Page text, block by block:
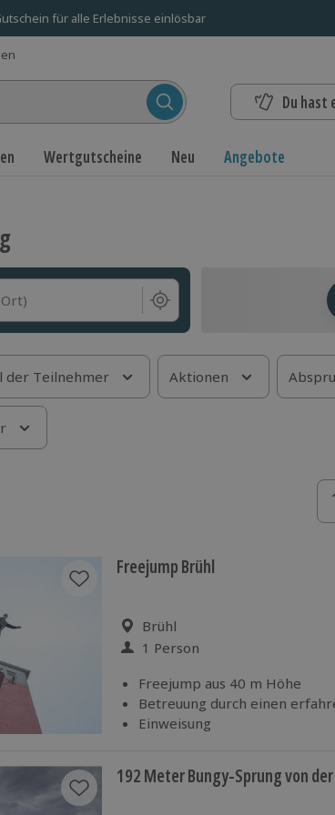
für alle Erlebnisse einlösbar
Du hast
Wertgutscheine Neu Angebote
der Teilnehmer Aktionen
Freejump Brühl
Standort
Brühl
Anzahl der Teilnehmer
1 Person
Freejump aus 40 m Höhe
Betreuung durch einen
Einweisung
192 Meter Bungy-Sprung von